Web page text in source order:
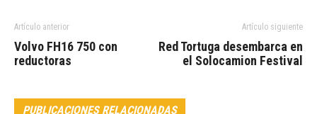
Artículo anterior
Volvo FH16 750 con
reductoras
Artículo siguiente
Red Tortuga desembarca en
el Solocamion Festival
PUBLICACIONES RELACIONADAS